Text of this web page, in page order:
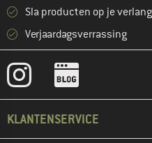
Sla producten op je
Verjaardagsverrassing
KLANTENSERVICE